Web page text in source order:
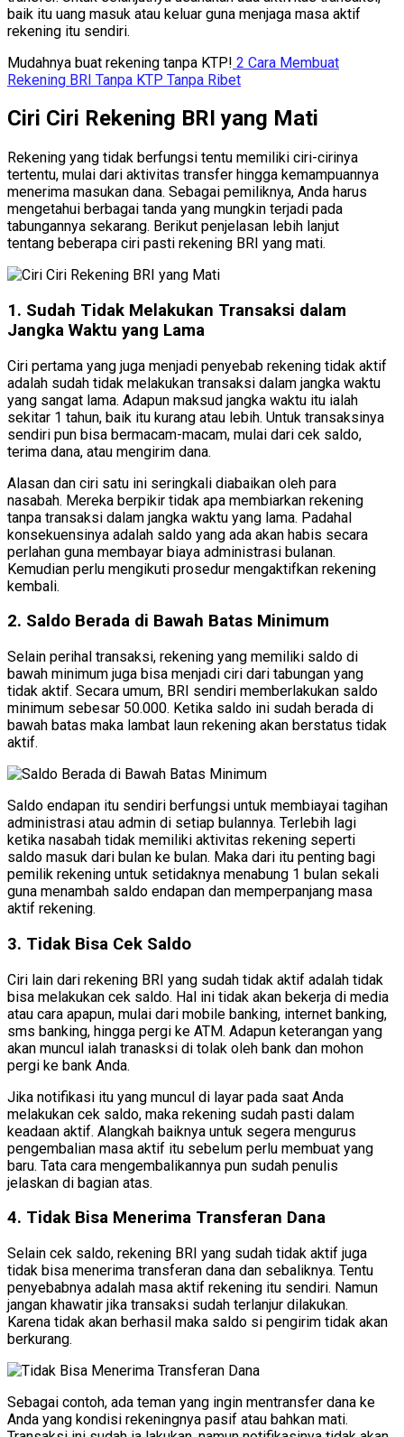
baik itu uang masuk atau keluar guna menjaga masa aktif
rekening itu sendiri.
Mudahnya buat rekening tanpa KTP! 2 Cara Membuat
Rekening BRI Tanpa KTP Tanpa Ribet
Ciri Ciri Rekening BRI yang Mati
Rekening yang tidak berfungsi tentu memiliki ciri-cirinya
tertentu, mulai dari aktivitas transfer hingga kemampuannya
menerima masukan dana. Sebagai pemiliknya, Anda harus
mengetahui berbagai tanda yang mungkin terjadi pada
tabungannya sekarang. Berikut penjelasan lebih lanjut
tentang beberapa ciri pasti rekening BRI yang mati.
1. Sudah Tidak Melakukan Transaksi dalam
Jangka Waktu yang Lama
Ciri pertama yang juga menjadi penyebab rekening tidak aktif
adalah sudah tidak melakukan transaksi dalam jangka waktu
yang sangat lama. Adapun maksud jangka waktu itu ialah
sekitar 1 tahun, baik itu kurang atau lebih. Untuk transaksinya
sendiri pun bisa bermacam-macam, mulai dari cek saldo,
terima dana, atau mengirim dana.
Alasan dan ciri satu ini seringkali diabaikan oleh para
nasabah. Mereka berpikir tidak apa membiarkan rekening
tanpa transaksi dalam jangka waktu yang lama. Padahal
konsekuensinya adalah saldo yang ada akan habis secara
perlahan guna membayar biaya administrasi bulanan.
Kemudian perlu mengikuti prosedur mengaktifkan rekening
kembali.
2. Saldo Berada di Bawah Batas Minimum
Selain perihal transaksi, rekening yang memiliki saldo di
bawah minimum juga bisa menjadi ciri dari tabungan yang
tidak aktif. Secara umum, BRI sendiri memberlakukan saldo
minimum sebesar 50.000. Ketika saldo ini sudah berada di
bawah batas maka lambat laun rekening akan berstatus tidak
aktif.
Saldo endapan itu sendiri berfungsi untuk membiayai tagihan
administrasi atau admin di setiap bulannya. Terlebih lagi
ketika nasabah tidak memiliki aktivitas rekening seperti
saldo masuk dari bulan ke bulan. Maka dari itu penting bagi
pemilik rekening untuk setidaknya menabung 1 bulan sekali
guna menambah saldo endapan dan memperpanjang masa
aktif rekening.
3. Tidak Bisa Cek Saldo
Ciri lain dari rekening BRI yang sudah tidak aktif adalah tidak
bisa melakukan cek saldo. Hal ini tidak akan bekerja di media
atau cara apapun, mulai dari mobile banking, internet banking,
sms banking, hingga pergi ke ATM. Adapun keterangan yang
akan muncul ialah tranasksi di tolak oleh bank dan mohon
pergi ke bank Anda.
Jika notifikasi itu yang muncul di layar pada saat Anda
melakukan cek saldo, maka rekening sudah pasti dalam
keadaan aktif. Alangkah baiknya untuk segera mengurus
pengembalian masa aktif itu sebelum perlu membuat yang
baru. Tata cara mengembalikannya pun sudah penulis
jelaskan di bagian atas.
4. Tidak Bisa Menerima Transferan Dana
Selain cek saldo, rekening BRI yang sudah tidak aktif juga
tidak bisa menerima transferan dana dan sebaliknya. Tentu
penyebabnya adalah masa aktif rekening itu sendiri. Namun
jangan khawatir jika transaksi sudah terlanjur dilakukan.
Karena tidak akan berhasil maka saldo si pengirim tidak akan
berkurang.
Sebagai contoh, ada teman yang ingin mentransfer dana ke
Anda yang kondisi rekeningnya pasif atau bahkan mati.